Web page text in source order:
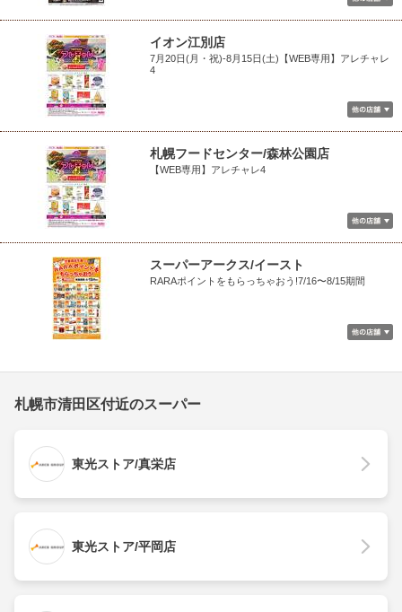
イオン江別店
7月20日(月・祝)-8月15日(土)【WEB専用】アレチャレ
4
札幌フードセンター/森林公園店
【WEB専用】アレチャレ4
スーパーアークス/イースト
RARAポイントをもらっちゃおう!7/16〜8/15期間
札幌市清田区付近のスーパー
東光ストア/真栄店
東光ストア/平岡店